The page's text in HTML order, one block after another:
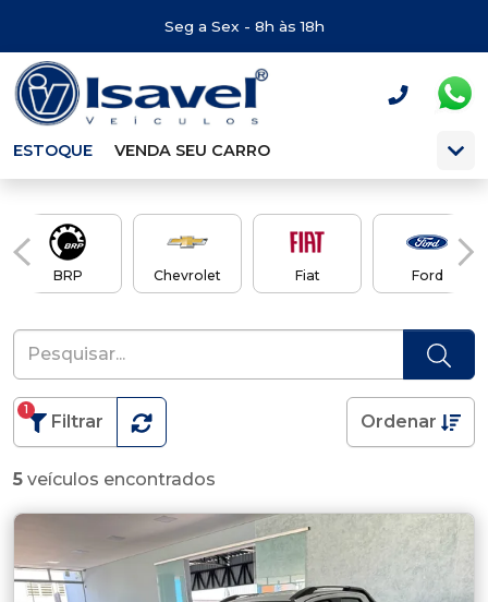
Seg a Sex - 8h às 18h
ESTOQUE VENDA SEU CARRO
BRP Chevrolet Fiat Ford
Filtrar
1
Ordenar
5 veículos encontrados